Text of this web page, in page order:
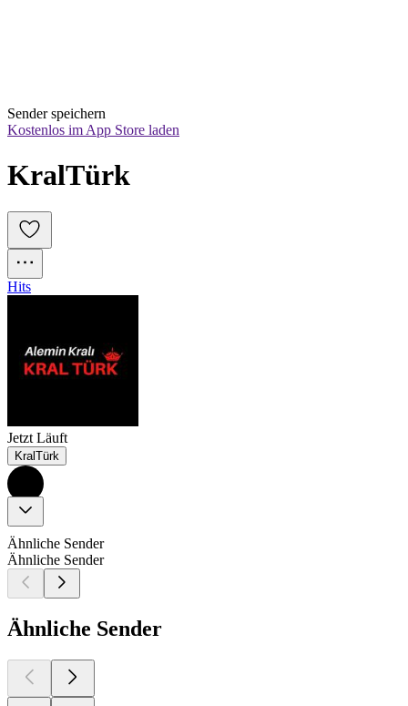
Sender speichern
Kostenlos im App Store laden
KralTürk
Hits
Jetzt Läuft
KralTürk
Ähnliche Sender
Ähnliche Sender
Ähnliche Sender